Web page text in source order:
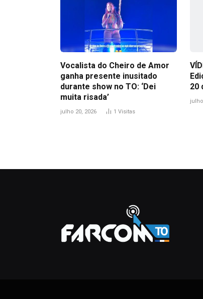
Vocalista do Cheiro de Amor
ganha presente inusitado
durante show no TO: ‘Dei
muita risada’
julho 20, 2026 1 Visitas
20